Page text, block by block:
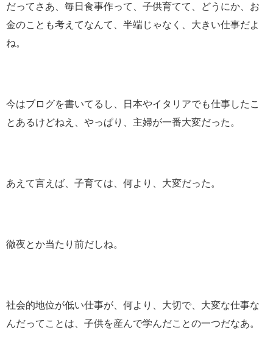
だってさあ、毎日食事作って、子供育てて、どうにか、お
金のことも考えてなんて、半端じゃなく、大きい仕事だよ
ね。
今はブログを書いてるし、日本やイタリアでも仕事したこ
とあるけどねえ、やっぱり、主婦が一番大変だった。
あえて言えば、子育ては、何より、大変だった。
徹夜とか当たり前だしね。
社会的地位が低い仕事が、何より、大切で、大変な仕事な
んだってことは、子供を産んで学んだことの一つだなあ。